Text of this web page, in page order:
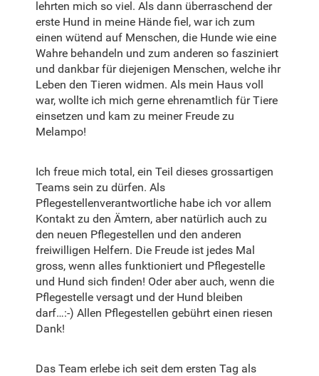
lehrten mich so viel. Als dann überraschend der
erste Hund in meine Hände fiel, war ich zum
einen wütend auf Menschen, die Hunde wie eine
Wahre behandeln und zum anderen so fasziniert
und dankbar für diejenigen Menschen, welche ihr
Leben den Tieren widmen. Als mein Haus voll
war, wollte ich mich gerne ehrenamtlich für Tiere
einsetzen und kam zu meiner Freude zu
Melampo!
Ich freue mich total, ein Teil dieses grossartigen
Teams sein zu dürfen. Als
Pflegestellenverantwortliche habe ich vor allem
Kontakt zu den Ämtern, aber natürlich auch zu
den neuen Pflegestellen und den anderen
freiwilligen Helfern. Die Freude ist jedes Mal
gross, wenn alles funktioniert und Pflegestelle
und Hund sich finden! Oder aber auch, wenn die
Pflegestelle versagt und der Hund bleiben
darf…:-) Allen Pflegestellen gebührt einen riesen
Dank!
Das Team erlebe ich seit dem ersten Tag als